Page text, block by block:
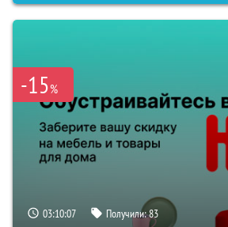
-15%
03:10:06 Получили:83